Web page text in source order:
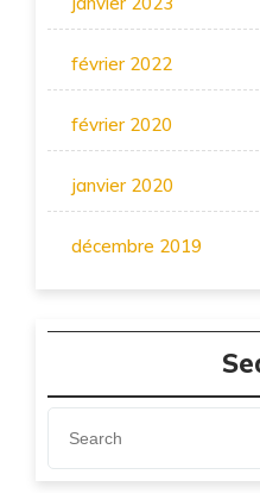
février 2022
février 2020
janvier 2020
décembre 2019